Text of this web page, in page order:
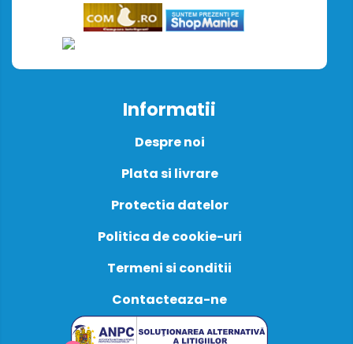
Informatii
Despre noi
Plata si livrare
Protectia datelor
Politica de cookie-uri
Termeni si conditii
Contacteaza-ne